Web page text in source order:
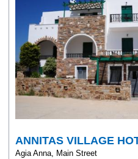
ANNITAS VILLAGE
Agia Anna, Main Street